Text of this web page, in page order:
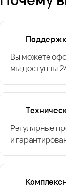
Вы можете
мы доступны
Регулярные
и